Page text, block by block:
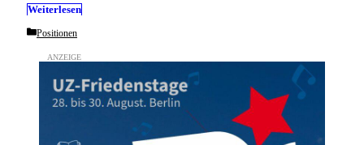
Weiterlesen
Categories
Positionen